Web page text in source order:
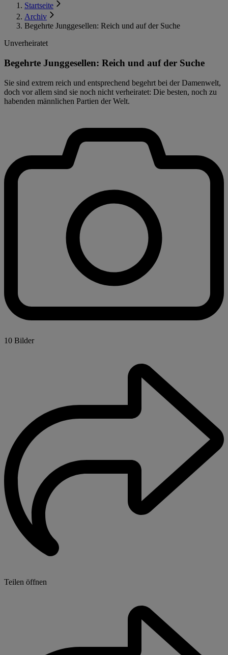
Startseite
Archiv
Begehrte Junggesellen: Reich und auf der Suche
Unverheiratet
Begehrte Junggesellen: Reich und auf der Suche
Sie sind extrem reich und entsprechend begehrt bei der Damenwelt,
doch vor allem sind sie noch nicht verheiratet: Die besten, noch zu
habenden männlichen Partien der Welt.
10 Bilder
Teilen öffnen